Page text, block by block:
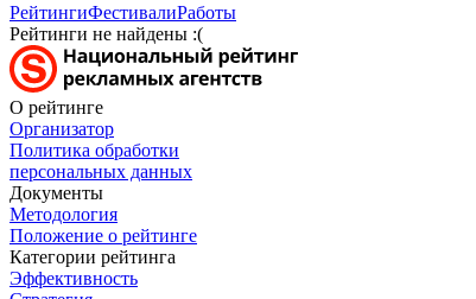
РейтингиФестивалиРаботы
Рейтинги не найдены :(
О рейтинге
Организатор
Политика обработки
персональных данных
Документы
Методология
Положение о рейтинге
Категории рейтинга
Эффективность